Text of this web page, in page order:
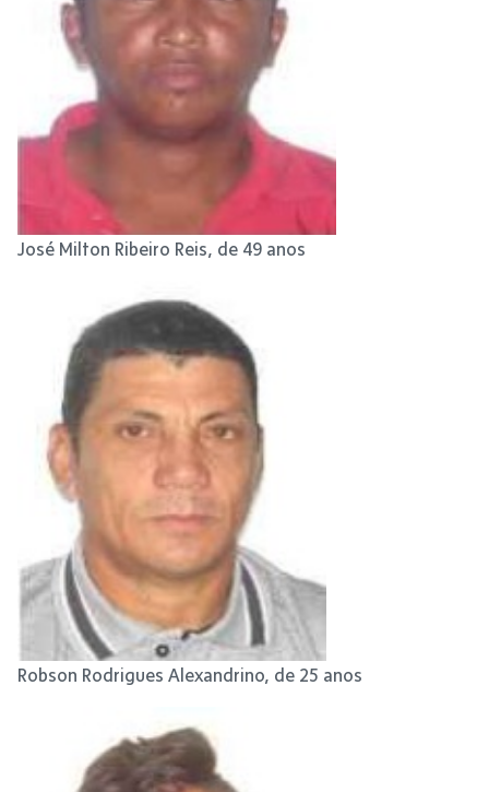
José Milton Ribeiro Reis, de 49 anos
Robson Rodrigues Alexandrino, de 25 anos